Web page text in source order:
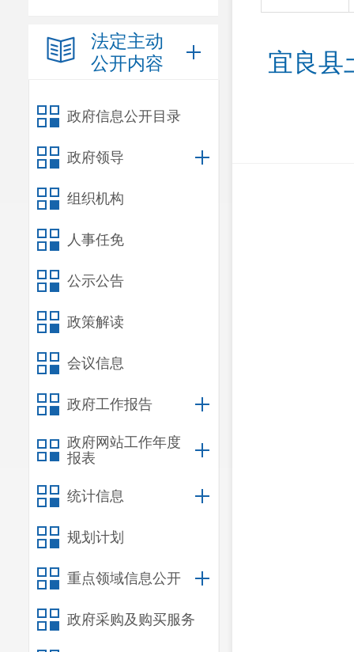
法定主动
公开内容
政府信息公开目录
政府领导
组织机构
人事任免
公示公告
政策解读
会议信息
政府工作报告
政府网站工作年度
报表
统计信息
规划计划
重点领域信息公开
政府采购及购买服务
宜良县